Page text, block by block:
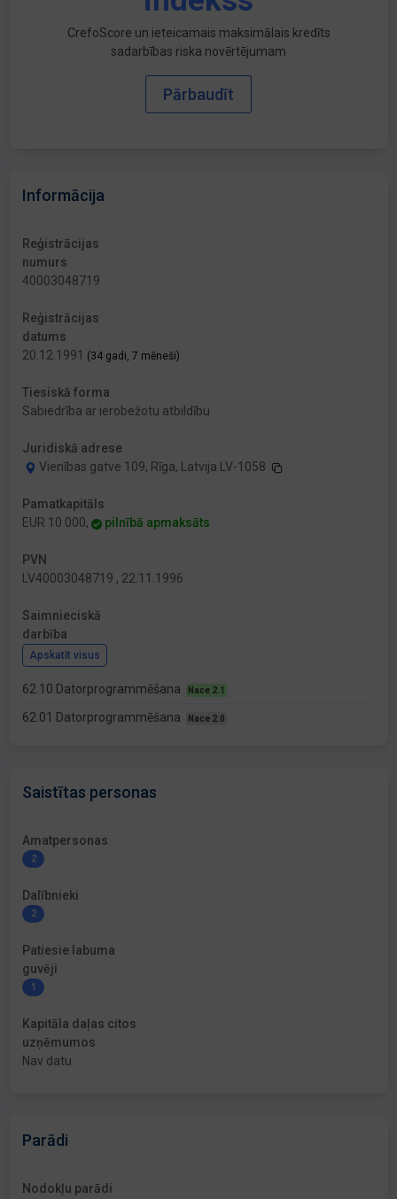
CrefoScore un ieteicamais maksimālais kredīts
sadarbības riska novērtējumam
Pārbaudīt
Informācija
Reģistrācijas
numurs
40003048719
Reģistrācijas
datums
20.12.1991 (34 gadi, 7 mēneši)
Tiesiskā forma
Sabiedrība ar ierobežotu atbildību
Juridiskā adrese
Vienības gatve 109, Rīga, Latvija LV-1058
Pamatkapitāls
EUR 10 000,
pilnībā apmaksāts
PVN
LV40003048719 , 22.11.1996
Saimnieciskā
darbība
Apskatīt visus
62.10 Datorprogrammēšana Nace 2.1
62.01 Datorprogrammēšana Nace 2.0
Saistītas personas
Amatpersonas
2
Dalībnieki
2
Patiesie labuma
guvēji
1
Kapitāla daļas citos
uzņēmumos
Nav datu
Parādi
Nodokļu parādi